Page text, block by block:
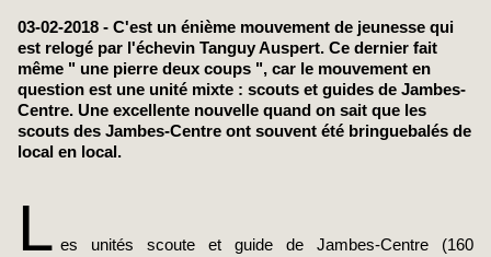
03-02-2018 - C'est un énième mouvement de jeunesse qui
est relogé par l'échevin Tanguy Auspert. Ce dernier fait
même " une pierre deux coups ", car le mouvement en
question est une unité mixte : scouts et guides de Jambes-
Centre. Une excellente nouvelle quand on sait que les
scouts des Jambes-Centre ont souvent été bringuebalés de
local en local.
L es unités scoute et guide de Jambes-Centre (160